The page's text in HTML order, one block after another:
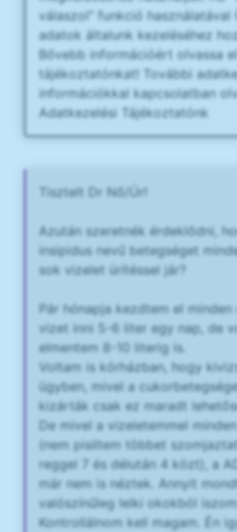
válaszol" funkció használatával
adatok általunk kezeléséhez
Bővebb információért olvassa
tájékoztatónkat! További
információkkal kapcsolatban
Adatkezelési Tájékoztatónk
Tisztelt Dr Nő/Úr!
Azután szeretnék érdeklődni,
insipidus nevű betegséget
sok vizelet ürítéssel jár?
Pár hónapja kezdtem el
vizet inni 5-6 liter egy nap, de
elmentem 8-10 literig is.
Voltam is kórházban, hogy
ügyben, mivel a
kizárták csak ez maradt
De mivel a vizeletemmel
(nem pisiltem többet
reggel 7 és délután 4 közt), a
már nem is néztek. Annyit
valószínűleg lelki okokból iszom
Kontrollálnom kell magam. Én